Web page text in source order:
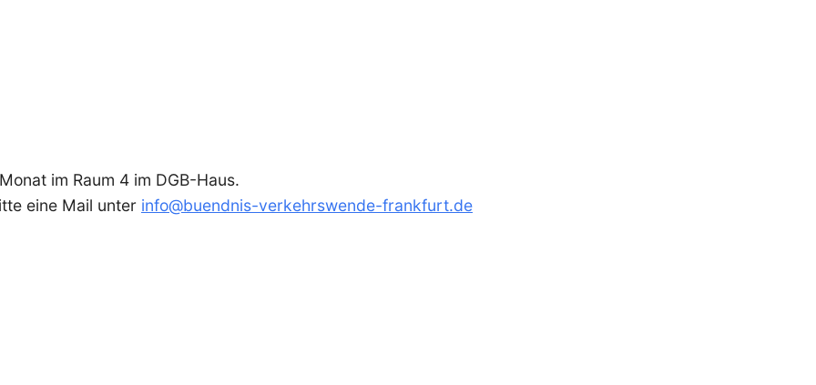
im Raum 4 im DGB-Haus.
eine Mail unter info@buendnis-verkehrswende-frankfurt.de